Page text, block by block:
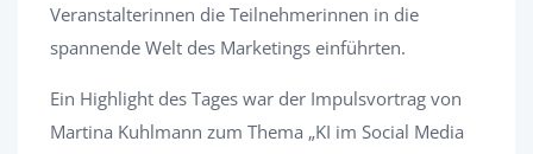
Veranstalterinnen die Teilnehmerinnen in die
spannende Welt des Marketings einführten.
Ein Highlight des Tages war der Impulsvortrag von
Martina Kuhlmann zum Thema „KI im Social Media